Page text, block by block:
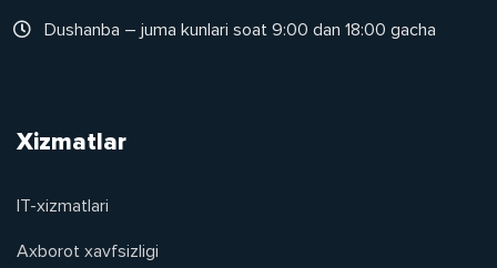
Dushanba – juma kunlari soat 9:00 dan 18:00 gacha
Xizmatlar
IT-xizmatlari
Axborot xavfsizligi